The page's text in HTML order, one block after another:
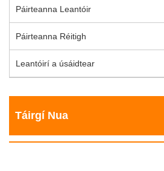
Páirteanna Leantóir
Páirteanna Réitigh
Leantóirí a úsáidtear
Táirgí Nua